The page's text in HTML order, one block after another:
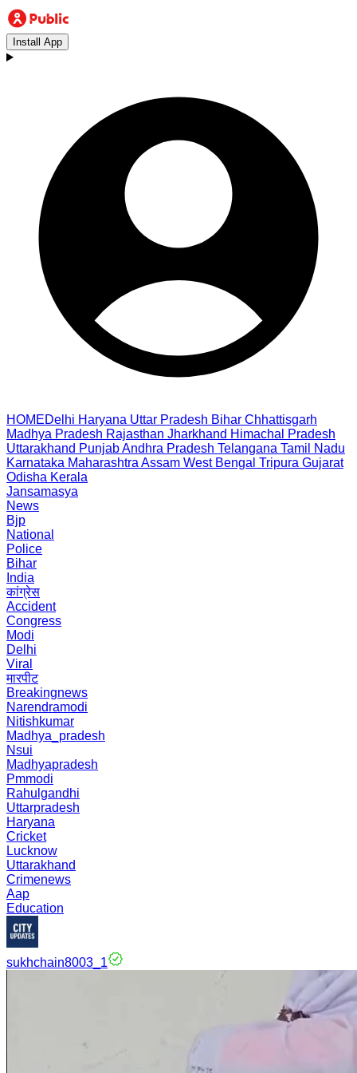
Install App
HOMEDelhi Haryana Uttar Pradesh Bihar Chhattisgarh
Madhya Pradesh Rajasthan Jharkhand Himachal Pradesh
Uttarakhand PunjabAndhra Pradesh Telangana Tamil Nadu
Karnataka Maharashtra Assam West Bengal Tripura Gujarat
Odisha Kerala
Jansamasya
News
Bjp
National
Police
Bihar
India
कांग्रेस
Accident
Congress
Modi
Delhi
Viral
मारपीट
Breakingnews
Narendramodi
Nitishkumar
Madhya_pradesh
Nsui
Madhyapradesh
Pmmodi
Rahulgandhi
Uttarpradesh
Haryana
Cricket
Lucknow
Uttarakhand
Crimenews
Aap
Education
sukhchain8003_1